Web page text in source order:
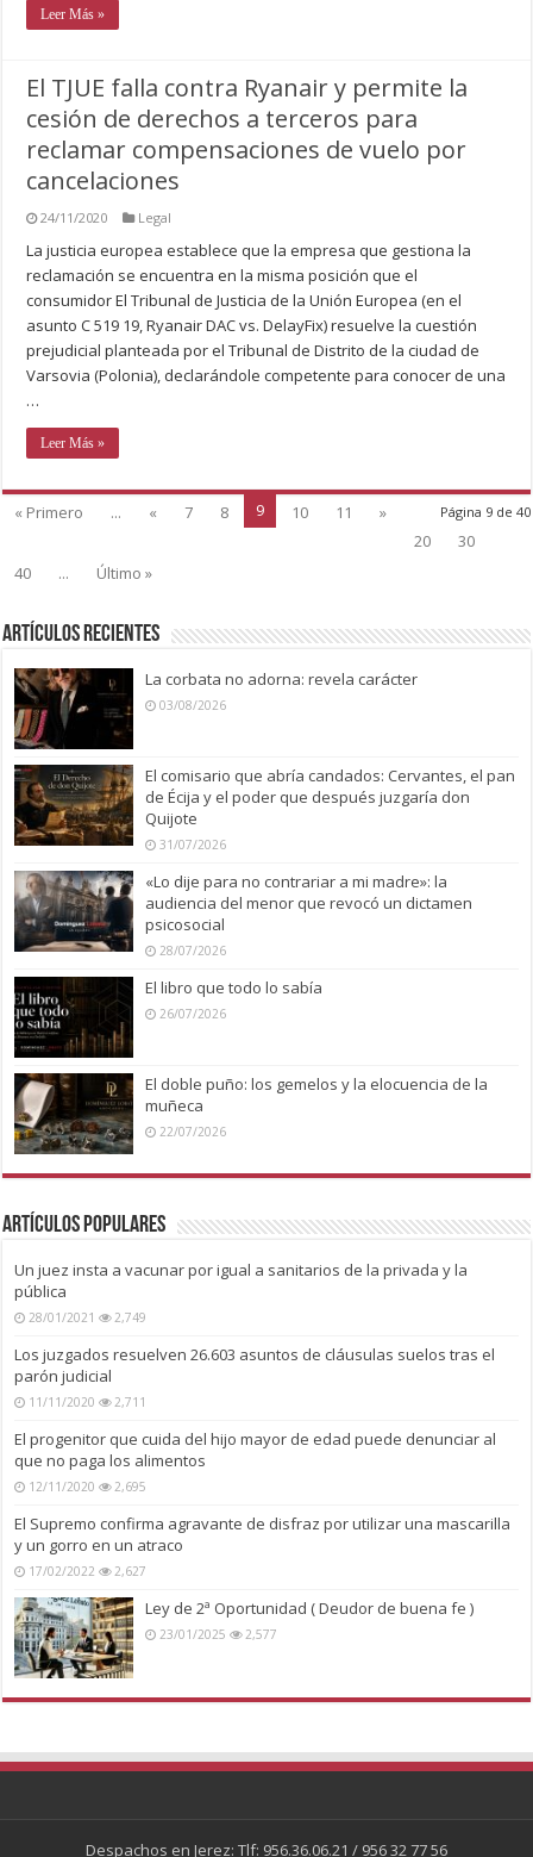
Leer Más »
El TJUE falla contra Ryanair y permite la
cesión de derechos a terceros para
reclamar compensaciones de vuelo por
cancelaciones
24/11/2020 Legal
La justicia europea establece que la empresa que gestiona la
reclamación se encuentra en la misma posición que el
consumidor El Tribunal de Justicia de la Unión Europea (en el
asunto C 519 19, Ryanair DAC vs. DelayFix) resuelve la cuestión
prejudicial planteada por el Tribunal de Distrito de la ciudad de
Varsovia (Polonia), declarándole competente para conocer de una
…
Leer Más »
Página 9 de 40
« Primero ... « 7 8 9 10 11
»
20
30
40
... Último »
Artículos recientes
La corbata no adorna: revela carácter
03/08/2026
El comisario que abría candados: Cervantes, el pan
de Écija y el poder que después juzgaría don
Quijote
31/07/2026
«Lo dije para no contrariar a mi madre»: la
audiencia del menor que revocó un dictamen
psicosocial
28/07/2026
El libro que todo lo sabía
26/07/2026
El doble puño: los gemelos y la elocuencia de la
muñeca
22/07/2026
Artículos Populares
Un juez insta a vacunar por igual a sanitarios de la privada y la
pública
28/01/2021 2,749
Los juzgados resuelven 26.603 asuntos de cláusulas suelos tras el
parón judicial
11/11/2020 2,711
El progenitor que cuida del hijo mayor de edad puede denunciar al
que no paga los alimentos
12/11/2020 2,695
El Supremo confirma agravante de disfraz por utilizar una mascarilla
y un gorro en un atraco
17/02/2022 2,627
Ley de 2ª Oportunidad ( Deudor de buena fe )
23/01/2025 2,577
Despachos en Jerez: Tlf: 956.36.06.21 / 956 32 77 56